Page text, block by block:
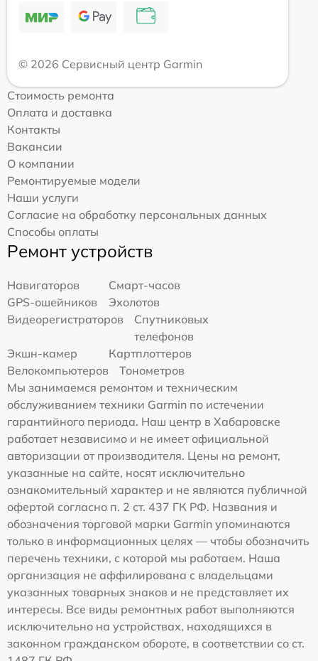
© 2026 Сервисный центр Garmin
Стоимость ремонта
Оплата и доставка
Контакты
Вакансии
О компании
Ремонтируемые модели
Наши услуги
Согласие на обработку персональных данных
Способы оплаты
Ремонт устройств
Навигаторов
Смарт-часов
GPS-ошейников
Эхолотов
Видеорегистраторов
Спутниковых
телефонов
Экшн-камер
Картплоттеров
Велокомпьютеров
Тонометров
Мы занимаемся ремонтом и техническим
обслуживанием техники Garmin по истечении
гарантийного периода. Наш центр в Хабаровске
работает независимо и не имеет официальной
авторизации от производителя. Цены на ремонт,
указанные на сайте, носят исключительно
ознакомительный характер и не являются публичной
офертой согласно п. 2 ст. 437 ГК РФ. Названия и
обозначения торговой марки Garmin упоминаются
только в информационных целях — чтобы обозначить
перечень техники, с которой мы работаем. Наша
организация не аффилирована с владельцами
указанных товарных знаков и не представляет их
интересы. Все виды ремонтных работ выполняются
исключительно на устройствах, находящихся в
законном гражданском обороте, в соответствии со ст.